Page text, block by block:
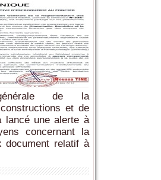
de la
et de
lancé une alerte à
concernant la
document relatif à